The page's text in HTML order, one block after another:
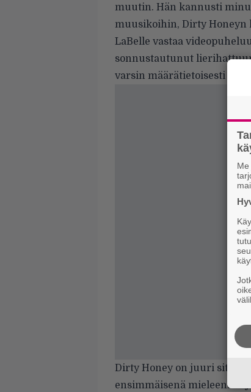
muutin. Hän kannusti
muusikoihin, Dirty Honeyn
LaBelle vastaa
sonnustautunut
varsin määrätietoisesti
Dirty Honey on juuri sitä,
ensimmäisenä mieleen: